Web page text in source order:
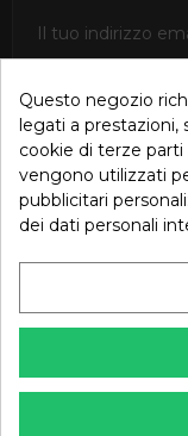
Accetto le
base alla Privacy
Copyright © 2024
Questo negozio
legati a prestazioni,
cookie di terze parti
vengono utilizzati
pubblicitari
dei dati personali